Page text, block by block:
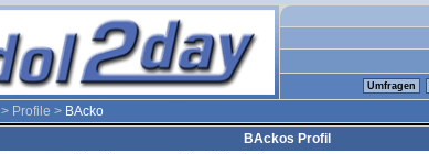
Umfragen
> Profile > BAcko
BAckos Profil